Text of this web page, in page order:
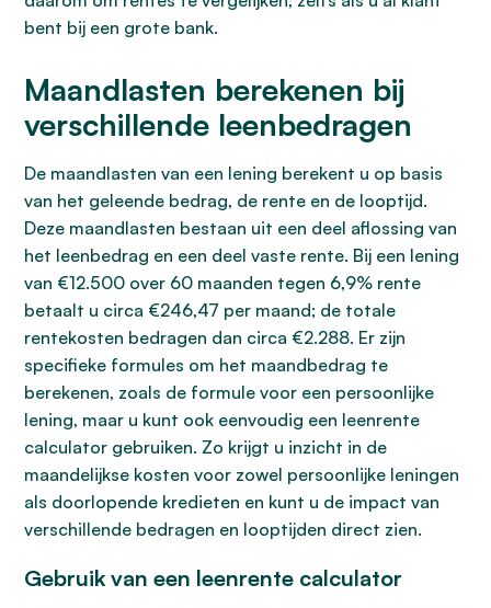
bent bij een grote bank.
Maandlasten berekenen bij
verschillende leenbedragen
De maandlasten van een lening berekent u op basis
van het geleende bedrag, de rente en de looptijd.
Deze maandlasten bestaan uit een deel aflossing van
het leenbedrag en een deel vaste rente. Bij een lening
van €12.500 over 60 maanden tegen 6,9% rente
betaalt u circa €246,47 per maand; de totale
rentekosten bedragen dan circa €2.288. Er zijn
specifieke formules om het maandbedrag te
berekenen, zoals de formule voor een persoonlijke
lening, maar u kunt ook eenvoudig een leenrente
calculator gebruiken. Zo krijgt u inzicht in de
maandelijkse kosten voor zowel persoonlijke leningen
als doorlopende kredieten en kunt u de impact van
verschillende bedragen en looptijden direct zien.
Gebruik van een leenrente calculator